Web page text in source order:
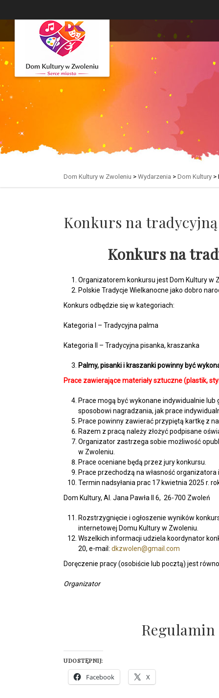
Dom Kultury w Zwoleniu > Wydarzenia > Dom Kultury >
Konkurs na
Konkurs na
Organizatorem konkursu jest Dom Kultury w
Polskie Tradycje Wielkanocne jako dobro
Konkurs odbędzie się w kategoriach:
Kategoria I – Tradycyjna palma
Kategoria II – Tradycyjna pisanka, kraszanka
Palmy, pisanki i kraszanki powinny być
Prace zawierające materiały sztuczne (plastik,
Prace mogą być wykonane indywidualnie
sposobowi nagradzania, jak prace
Prace powinny zawierać przypiętą kartkę z
Razem z pracą należy złożyć podpisane
Organizator zastrzega sobie możliwość
w Zwoleniu.
Prace oceniane będą przez jury konkursu.
Prace przechodzą na własność organizatora
Termin nadsyłania prac 17 kwietnia 2025 r.
Dom Kultury, Al. Jana Pawła II 6, 26-700 Zwoleń
Rozstrzygnięcie i ogłoszenie wyników
internetowej Domu Kultury w Zwoleniu.
Wszelkich informacji udziela koordynator
20, e-mail: dkzwolen@gmail.com
Doręczenie pracy (osobiście lub pocztą) jest
Organizator
Regulamin
UDOSTĘPNIJ:
Facebook X